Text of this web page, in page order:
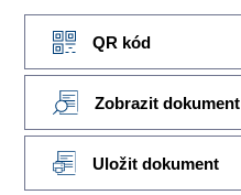
QR kód
Zobrazit dokument
Uložit dokument